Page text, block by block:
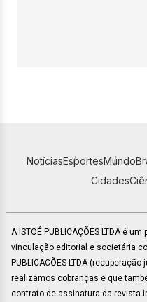
NotíciasEsportesMundo
Cidades
A ISTOÉ PUBLICAÇÕES LTDA é
vinculação editorial e societária
PUBLICACÕES LTDA
realizamos cobranças e que
contrato de assinatura da revista